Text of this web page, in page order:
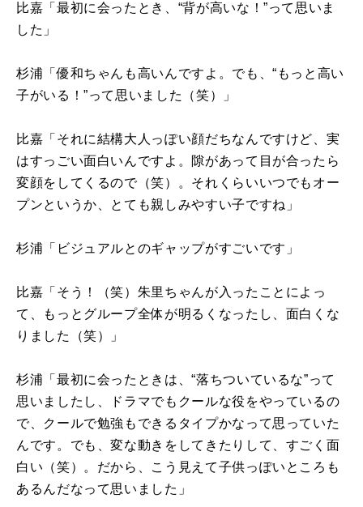
比嘉「最初に会ったとき、“背が高いな！”って思いま
した」
杉浦「優和ちゃんも高いんですよ。でも、“もっと高い
子がいる！”って思いました（笑）」
比嘉「それに結構大人っぽい顔だちなんですけど、実
はすっごい面白いんですよ。隙があって目が合ったら
変顔をしてくるので（笑）。それくらいいつでもオー
プンというか、とても親しみやすい子ですね」
杉浦「ビジュアルとのギャップがすごいです」
比嘉「そう！（笑）朱里ちゃんが入ったことによっ
て、もっとグループ全体が明るくなったし、面白くな
りました（笑）」
杉浦「最初に会ったときは、“落ちついているな”って
思いましたし、ドラマでもクールな役をやっているの
で、クールで勉強もできるタイプかなって思っていた
んです。でも、変な動きをしてきたりして、すごく面
白い（笑）。だから、こう見えて子供っぽいところも
あるんだなって思いました」